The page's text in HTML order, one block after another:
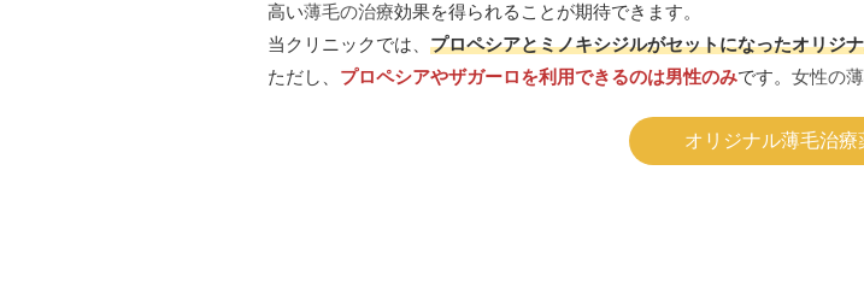
高い薄毛の治療効果を得られることが期待できます。
当クリニックでは、 プロペシアとミノキシジルがセットになったオリジ
ただし、 プロペシアやザガーロを利用できるのは男性のみです。 女性の
オリジナル薄毛治療